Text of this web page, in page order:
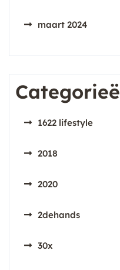
maart 2024
1622 lifestyle
2018
2020
2dehands
30x